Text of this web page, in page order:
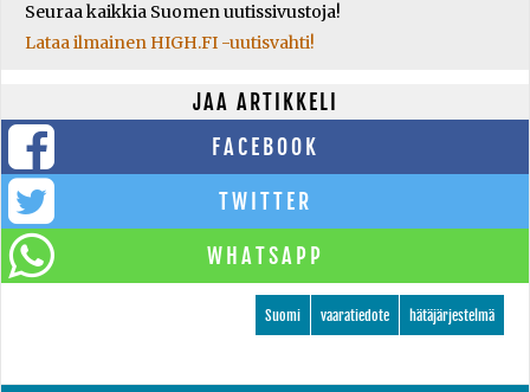
Seuraa kaikkia Suomen uutissivustoja!
Lataa ilmainen HIGH.FI -uutisvahti!
JAA ARTIKKELI
FACEBOOK
TWITTER
WHATSAPP
hätäjärjestelmä
vaaratiedote
Suomi